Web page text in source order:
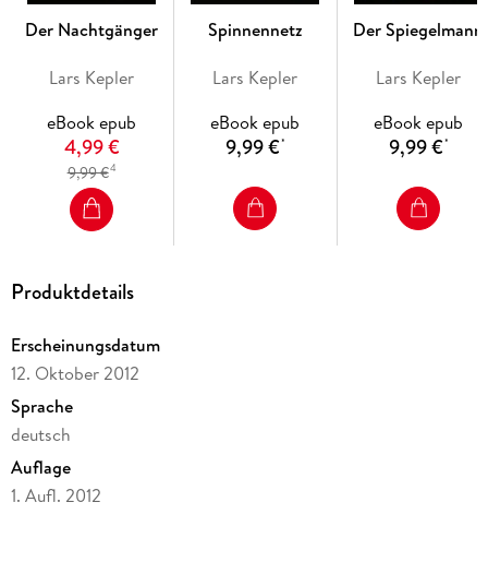
Der Nachtgänger
Lars Kepler
eBook epub
4,99 €
9,99 €4
Spinnennetz
Lars Kepler
eBook epub
9,99 €*
Der Spiegelmann
Lars Kepler
eBook epub
9,99 €*
Produktdetails
Erscheinungsdatum
12. Oktober 2012
Sprache
deutsch
Auflage
1. Aufl. 2012